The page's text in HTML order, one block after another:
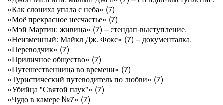
«Как слониха упала с неба» (7)
«Моё прекрасное несчастье» (7)
«Мэй Мартин: живица» (7) – стендап-выступление.
«Неизменный: Майкл Дж. Фокс» (7) – документалка.
«Переводчик» (7)
«Приличное общество» (7)
«Путешественница во времени» (7)
«Туристический путеводитель по любви» (7)
«Убийца "Святой паук"» (7)
«Чудо в камере №7» (7)